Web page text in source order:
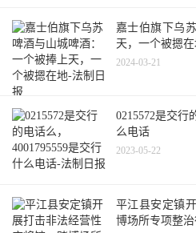
嘉士伯旗下乌
天，一个被摁在
2024-03-21
0215572是交行
么电话
2023-05-22
平江县安定镇
博场所专项整